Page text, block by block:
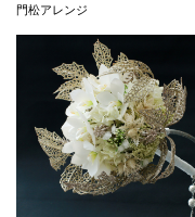
門松アレンジ